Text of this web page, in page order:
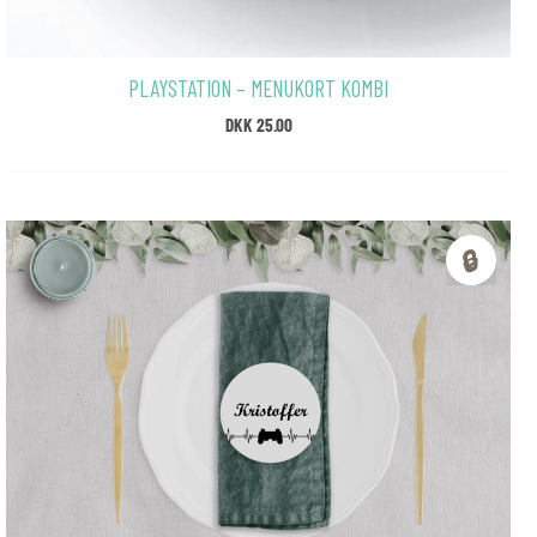
PLAYSTATION – MENUKORT KOMBI
DKK 25.00
🔒